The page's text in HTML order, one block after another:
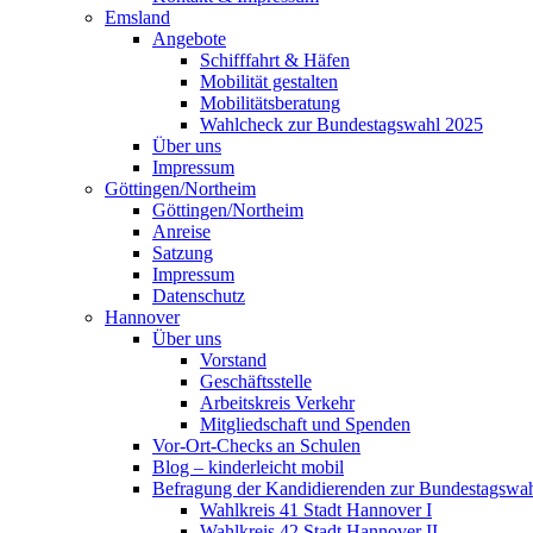
Emsland
Angebote
Schifffahrt & Häfen
Mobilität gestalten
Mobilitätsberatung
Wahlcheck zur Bundestagswahl 2025
Über uns
Impressum
Göttingen/Northeim
Göttingen/Northeim
Anreise
Satzung
Impressum
Datenschutz
Hannover
Über uns
Vorstand
Geschäftsstelle
Arbeitskreis Verkehr
Mitgliedschaft und Spenden
Vor-Ort-Checks an Schulen
Blog – kinderleicht mobil
Befragung der Kandidierenden zur
Wahlkreis 41 Stadt Hannover I